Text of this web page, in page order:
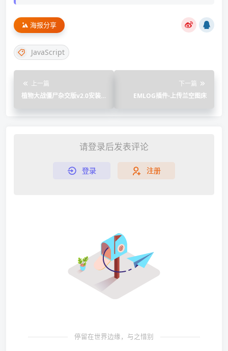
海报分享
JavaScript
上一篇
植物大战僵尸杂交版v2.0安装
下一篇
EMLOG插件-上传兰空图床
请登录后发表评论
登录 注册
停留在世界边缘，与之惜别